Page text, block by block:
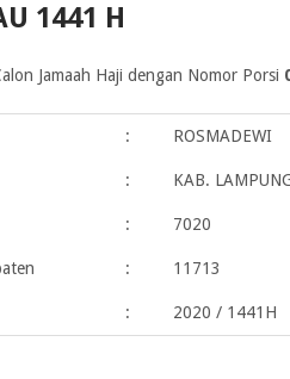
1441 H
Jamaah Haji dengan Nomor Porsi
: ROSMADEWI
: KAB.
: 7020
: 11713
: 2020 / 1441H